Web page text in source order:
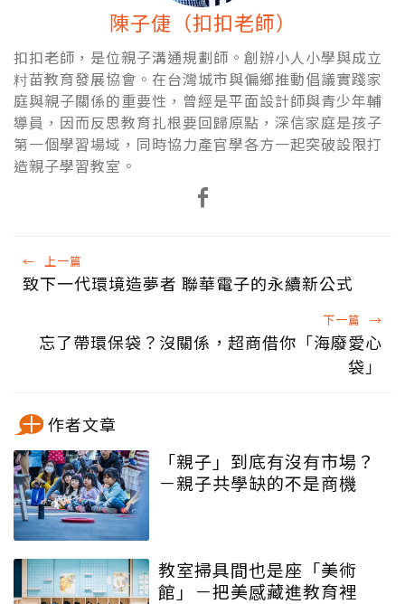
陳子倢（扣扣老師）
扣扣老師，是位親子溝通規劃師。創辦小人小學與成立
籿苗教育發展協會。在台灣城市與偏鄉推動倡議實踐家
庭與親子關係的重要性，曾經是平面設計師與青少年輔
導員，因而反思教育扎根要回歸原點，深信家庭是孩子
第一個學習場域，同時協力產官學各方一起突破設限打
造親子學習教室。
← 上一篇
致下一代環境造夢者 聯華電子的永續新公式
下一篇 →
忘了帶環保袋？沒關係，超商借你「海廢愛心
袋」
作者文章
「親子」到底有沒有市場？
－親子共學缺的不是商機
教室掃具間也是座「美術
館」－把美感藏進教育裡